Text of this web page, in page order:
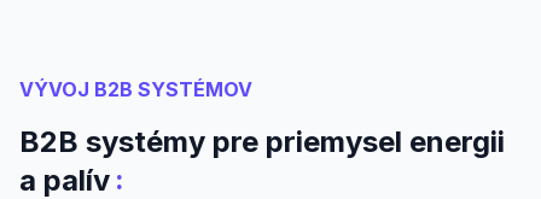
VÝVOJ B2B SYSTÉMOV
B2B systémy pre priemysel energii
a palív :